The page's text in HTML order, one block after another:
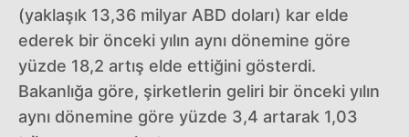
(yaklaşık 13,36 milyar ABD doları) kar elde
ederek bir önceki yılın aynı dönemine göre
yüzde 18,2 artış elde ettiğini gösterdi.
Bakanlığa göre, şirketlerin geliri bir önceki yılın
aynı dönemine göre yüzde 3,4 artarak 1,03